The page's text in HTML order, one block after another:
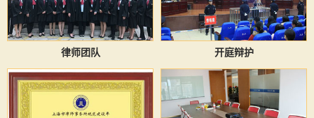
律师团队 开庭辩护